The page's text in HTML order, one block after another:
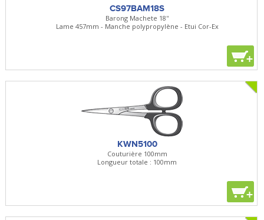
CS97BAM18S
Barong Machete 18''
Lame 457mm - Manche polypropylène - Etui Cor-Ex
+
KWN5100
Couturière 100mm
Longueur totale : 100mm
+